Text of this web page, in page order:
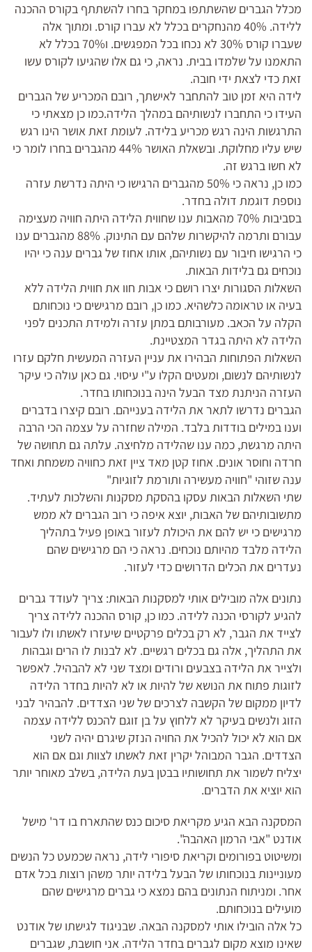
מכלל הגברים שהשתתפו במחקר בחרו להשתתף בקורס ההכנה
ללידה. 40% מהנחקרים בכלל לא עברו קורס. ומתוך אלה
שעברו קורס 30% לא נכחו בכל המפגשים. ו70% בכלל לא
התאמנו על שלמדו בבית. נראה, כי גם אלו שהגיעו לקורס עשו
זאת כדי לצאת ידי חובה.
לידה היא זמן טוב להתחבר לאישתך, רובם המכריע של הגברים
העידו כי התחברו לנשותיהם במהלך הלידה.כמו כן מצאתי כי
התרגשות הינה רגש מכריע בלידה. לעומת זאת אושר הינו רגש
שיש עליו מחלוקת. ובשאלת האושר 44% מהגברים בחרו לומר כי
לא חשו ברגש זה.
כמו כן, נראה כי 50% מהגברים הרגישו כי היתה נדרשת עזרה
נוספת דוגמת דולה בחדר.
בסביבות 70% מהאבות ענו שחווית הלידה היתה חוויה מעצימה
עבורם ותרמה להיקשרות שלהם עם התינוק. 88% מהגברים ענו
כי הרגישו חיבור עם נשותיהם, אותו אחוז של גברים ענה כי יהיו
נוכחים גם בלידות הבאות.
השאלות הסגורות יצרו רושם כי אבות חוו את חווית הלידה ללא
בעיה או טראומה כלשהיא. כמו כן, רובם מרגישים כי נוכחותם
הקלה על הכאב. מעורבותם במתן עזרה ולמידת התכנים לפני
הלידה לא היתה בגדר המצטיינת.
השאלות הפתוחות הבהירו את עניין העזרה המעשית חלקם עזרו
לנשותיהם לנשום, ומעטים הקלו ע"י עיסוי. גם כאן עולה כי עיקר
העזרה הניתנת מצד הבעל הינה בנוכחותו בחדר.
הגברים נדרשו לתאר את הלידה בענייהם. רובם קיצרו בדברים
וענו במילים בודדות בלבד. המילה שחזרה על עצמה הכי הרבה
היתה מרגשת, כמה ענו שהלידה מלחיצה. עלתה גם תחושה של
חרדה וחוסר אונים. אחוז קטן מאד ציין זאת כחוויה משמחת ואחד
ענה שזוהי "חוויה מעשירה ותורמת לזוגיות"
שתי השאלות הבאות עסקו בהסקת מסקנות והשלכות לעתיד.
מתשובותיהם של האבות, יוצא איפה כי רוב הגברים לא ממש
מרגישים כי יש להם את היכולת לעזור באופן פעיל בתהליך
הלידה מלבד מהיותם נוכחים. נראה כי הם מרגישים שהם
נעדרים את הכלים הדרושים כדי לעזור.
נתונים אלה מובילים אותי למסקנות הבאות: צריך לעודד גברים
להגיע לקורסי הכנה ללידה. כמו כן, קורס ההכנה ללידה צריך
לצייד את הגבר, לא רק בכלים פרקטיים שיעזרו לאשתו ולו לעבור
את התהליך, אלה גם בכלים רגשיים. לא לבנות לו הרים וגבהות
ולצייר את הלידה בצבעים ורודים ומצד שני לא להבהיל. לאפשר
לזוגות פתוח את הנושא של להיות או לא להיות בחדר הלידה
לדיון ממקום של הקשבה לצרכים של שני הצדדים. להבהיר לבני
הזוג ולנשים בעיקר לא ללחוץ על בן זוגם להכנס ללידה עצמה
אם הוא לא יכול להכיל את החויה הנזק שיגרם יהיה לשני
הצדדים. הגבר המבוהל יקרין זאת לאשתו לצוות וגם אם הוא
יצליח לשמור את תחושותיו בבטן בעת הלידה, בשלב מאוחר יותר
הוא יוציא את הדברים.
המסקנה הבא הגיע מקריאת סיכום כנס שהתארח בו דר' מישל
אודנט "אבי הרמון האהבה".
ומשיטוט בפורומים וקריאת סיפורי לידה, נראה שכמעט כל הנשים
מעוניינות בנוכחותו של הבעל בלידה יותר משהן רוצות בכל אדם
אחר. ומניתוח הנתונים בהם נמצא כי גברים מרגישים שהם
מועילים בנוכחותם.
כל אלה הובילו אותי למסקנה הבאה. שבניגוד לגישתו של אודנט
שאינו מוצא מקום לגברים בחדר הלידה. אני חושבת, שגברים